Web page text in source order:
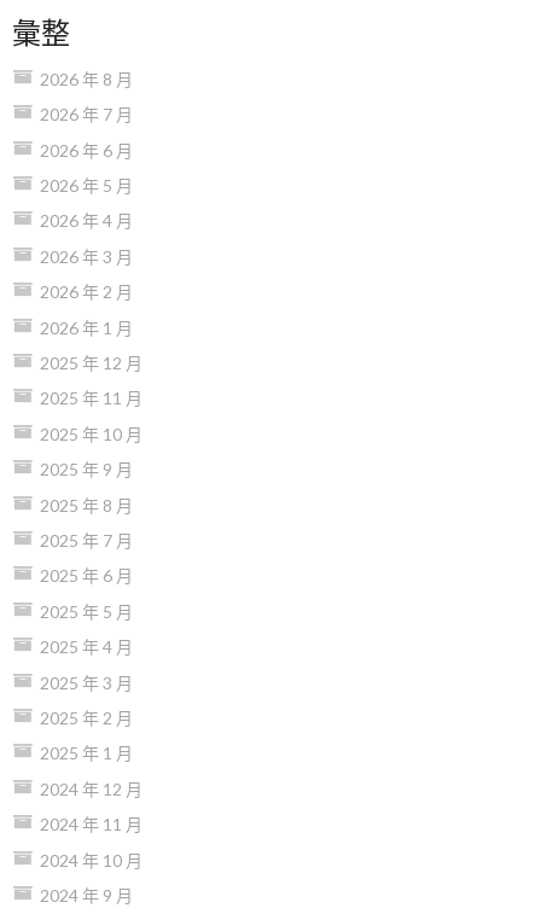
彙整
2026 年 8 月
2026 年 7 月
2026 年 6 月
2026 年 5 月
2026 年 4 月
2026 年 3 月
2026 年 2 月
2026 年 1 月
2025 年 12 月
2025 年 11 月
2025 年 10 月
2025 年 9 月
2025 年 8 月
2025 年 7 月
2025 年 6 月
2025 年 5 月
2025 年 4 月
2025 年 3 月
2025 年 2 月
2025 年 1 月
2024 年 12 月
2024 年 11 月
2024 年 10 月
2024 年 9 月